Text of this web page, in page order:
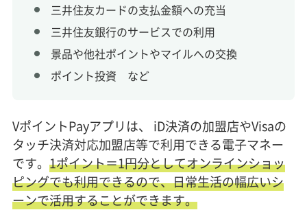
三井住友カードの支払金額への充当
三井住友銀行のサービスでの利用
景品や他社ポイントやマイルへの交換
ポイント投資 など
VポイントPayアプリは、 iD決済の加盟店やVisaの
タッチ決済対応加盟店等で利用できる電子マネー
です。 1ポイント＝1円分としてオンラインショッ
ピングでも利用できるので、日常生活の幅広いシ
ーンで活用することができます。